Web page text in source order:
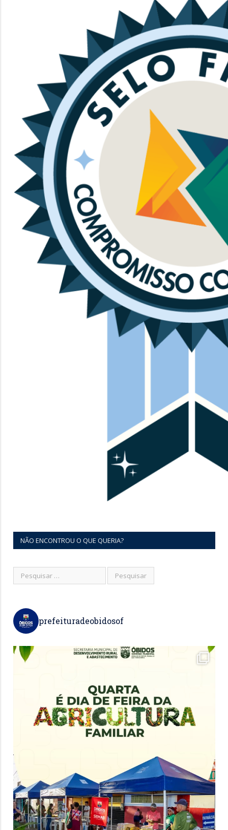
NÃO ENCONTROU O QUE QUERIA?
prefeituradeobidosof